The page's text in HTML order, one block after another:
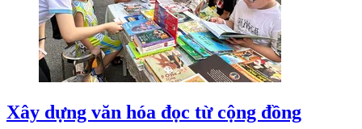
Xây dựng văn hóa đọc từ cộng đồng